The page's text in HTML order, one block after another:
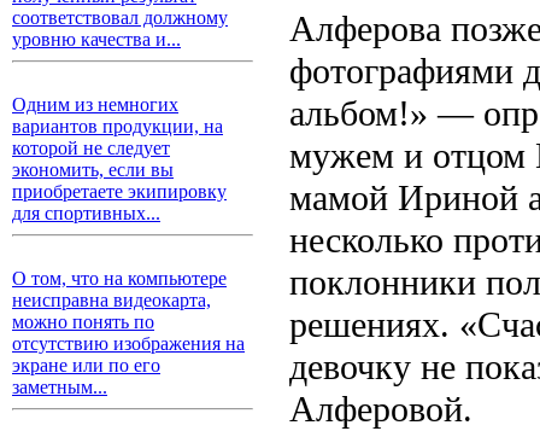
соответствовал должному
уровню качества и...
Одним из немногих
вариантов продукции, на
которой не следует
экономить, если вы
приобретаете экипировку
для спортивных...
О том, что на компьютере
неисправна видеокарта,
можно понять по
отсутствию изображения на
экране или по его
заметным...
Алферова
фотографиями
альбом!» —
мужем и отцом
мамой Ириной
несколько
поклонники
решениях.
девочку не
Алферовой.